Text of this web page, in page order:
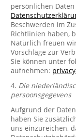
persönlichen
Beschwerden im
Richtlinien haben,
Natürlich freuen
Vorschläge zur
Sie können unter
aufnehmen:
4. Die
persoonsgegevens
Aufgrund der
haben Sie
uns einzureichen,